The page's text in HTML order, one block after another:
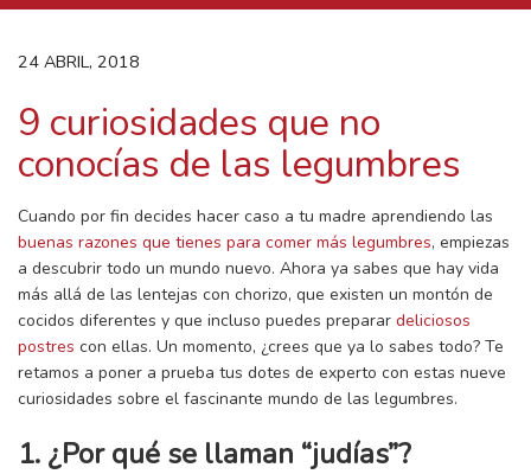
24 ABRIL, 2018
9 curiosidades que no
conocías de las legumbres
Cuando por fin decides hacer caso a tu madre aprendiendo las
buenas razones que tienes para comer más legumbres, empiezas
a descubrir todo un mundo nuevo. Ahora ya sabes que hay vida
más allá de las lentejas con chorizo, que existen un montón de
cocidos diferentes y que incluso puedes preparar deliciosos
postres con ellas. Un momento, ¿crees que ya lo sabes todo? Te
retamos a poner a prueba tus dotes de experto con estas nueve
curiosidades sobre el fascinante mundo de las legumbres.
1. ¿Por qué se llaman “judías”?